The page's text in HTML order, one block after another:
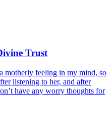
Trust
motherly feeling in my mind, so
listening to her, and after
have any worry thoughts for